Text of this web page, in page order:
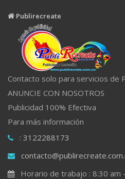
Publirecreate
Contacto solo para servicios de
ANUNCIE CON NOSOTROS
Publicidad 100% Efectiva
Para más información
: 3122288173
Horario de trabajo : 8:30 am